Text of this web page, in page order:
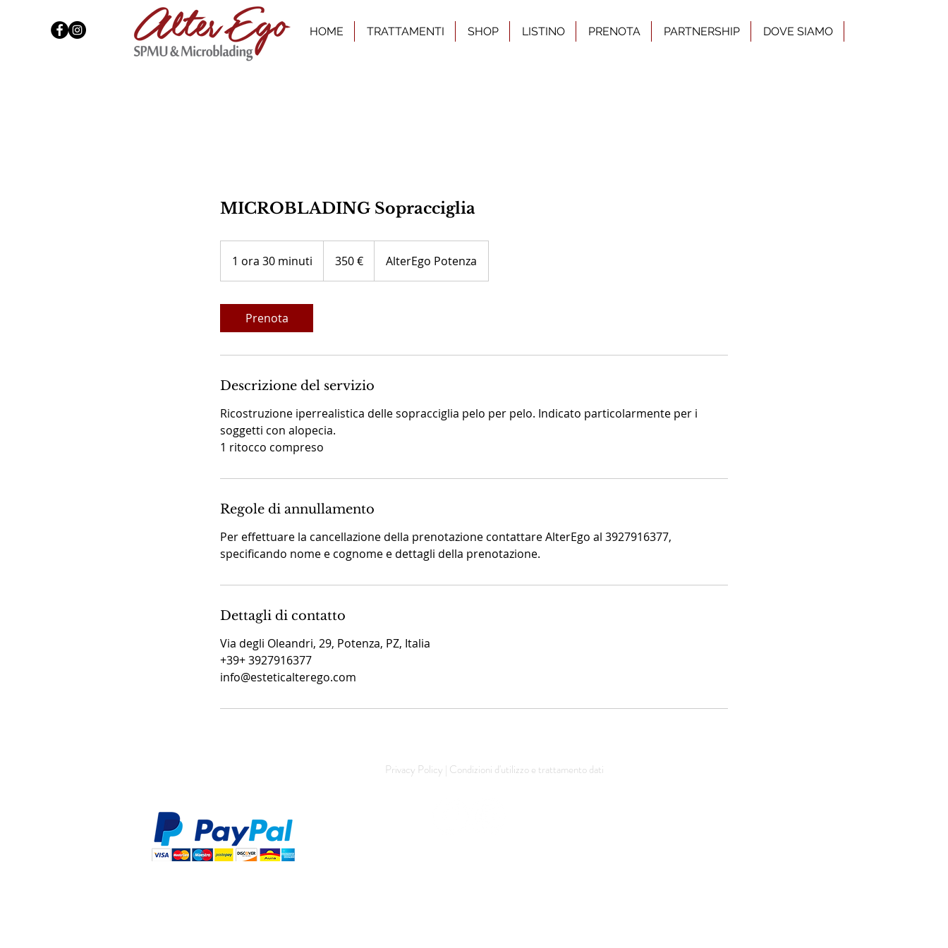
HOME TRATTAMENTI SHOP LISTINO PRENOTA PARTNERSHIP DOVE SIAMO
MICROBLADING Sopracciglia
1 ora 30 minuti
o
0
n
t
i
350 € AlterEgo Potenza
Prenota
Descrizione del servizio
Ricostruzione iperrealistica delle sopracciglia pelo per pelo. Indicato particolarmente per i
soggetti con alopecia.
1 ritocco compreso
Regole di annullamento
Per effettuare la cancellazione della prenotazione contattare AlterEgo al 3927916377,
specificando nome e cognome e dettagli della prenotazione.
Dettagli di contatto
Via degli Oleandri, 29, Potenza, PZ, Italia
+39+ 3927916377
info@esteticalterego.com
Privacy Policy | Condizioni d'utilizzo e trattamento dati